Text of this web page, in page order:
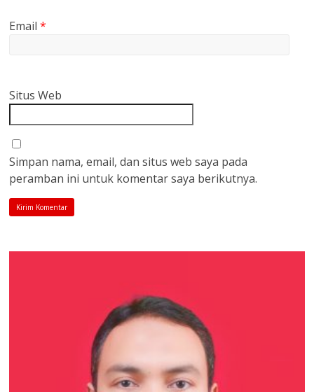
Email*
Situs Web
Simpan nama, email, dan situs web saya pada
peramban ini untuk komentar saya berikutnya.